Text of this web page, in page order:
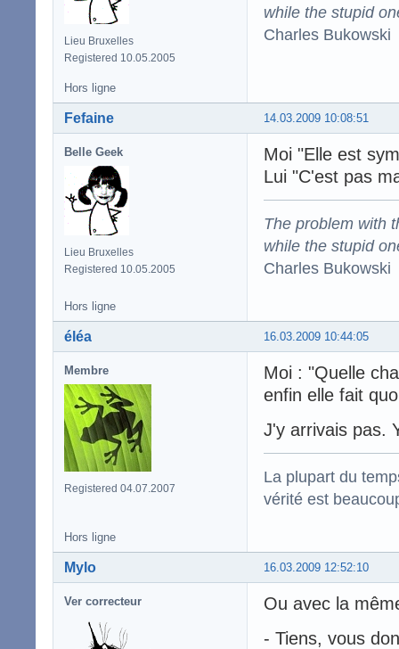
Lieu Bruxelles
Registered 10.05.2005
while the stupid
Charles Bukowski
Hors ligne
14.03.2009 10:08:51
Fefaine
Belle Geek
Lieu Bruxelles
Registered 10.05.2005
Moi "Elle est
Lui "C'est pas
The problem with
while the stupid
Charles Bukowski
Hors ligne
16.03.2009 10:44:05
éléa
Membre
Registered 04.07.2007
Moi : "Quelle
enfin elle fait
J'y arrivais pas.
La plupart du
vérité est
Hors ligne
16.03.2009 12:52:10
Mylo
Ver correcteur
Ou avec la
- Tiens, vous